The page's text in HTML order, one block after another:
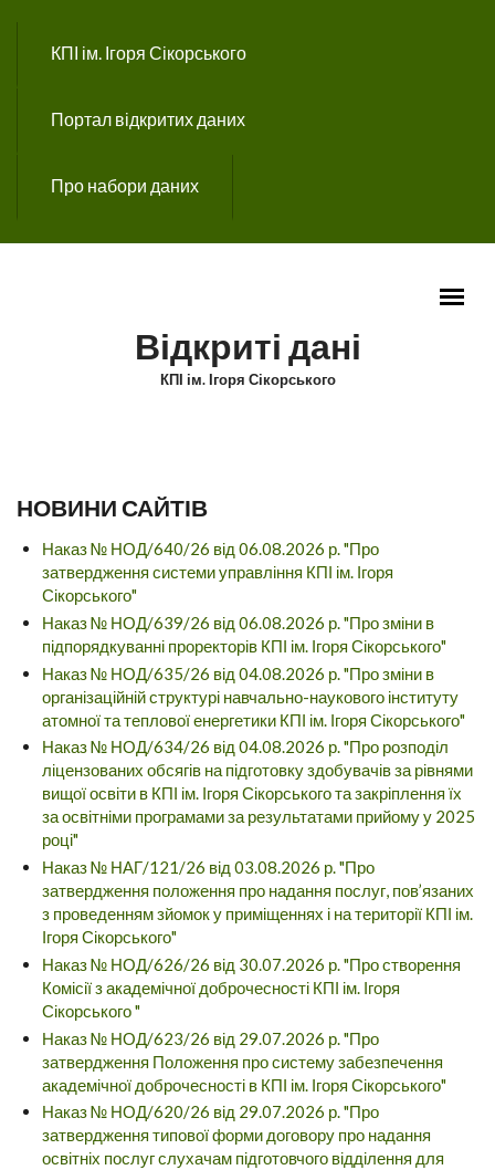
КПІ ім. Ігоря Сікорського
Портал відкритих даних
Про набори даних
Відкриті дані
КПІ ім. Ігоря Сікорського
НОВИНИ САЙТІВ
Наказ № НОД/640/26 від 06.08.2026 р. "Про
затвердження системи управління КПІ ім. Ігоря
Сікорського"
Наказ № НОД/639/26 від 06.08.2026 р. "Про зміни в
підпорядкуванні проректорів КПІ ім. Ігоря Сікорського"
Наказ № НОД/635/26 від 04.08.2026 р. "Про зміни в
організаційній структурі навчально-наукового інституту
атомної та теплової енергетики КПІ ім. Ігоря Сікорського"
Наказ № НОД/634/26 від 04.08.2026 р. "Про розподіл
ліцензованих обсягів на підготовку здобувачів за рівнями
вищої освіти в КПІ ім. Ігоря Сікорського та закріплення їх
за освітніми програмами за результатами прийому у 2025
році"
Наказ № НАГ/121/26 від 03.08.2026 р. "Про
затвердження положення про надання послуг, пов’язаних
з проведенням зйомок у приміщеннях і на території КПІ ім.
Ігоря Сікорського"
Наказ № НОД/626/26 від 30.07.2026 р. "Про створення
Комісії з академічної доброчесності КПІ ім. Ігоря
Сікорського "
Наказ № НОД/623/26 від 29.07.2026 р. "Про
затвердження Положення про систему забезпечення
академічної доброчесності в КПІ ім. Ігоря Сікорського"
Наказ № НОД/620/26 від 29.07.2026 р. "Про
затвердження типової форми договору про надання
освітніх послуг слухачам підготовчого відділення для